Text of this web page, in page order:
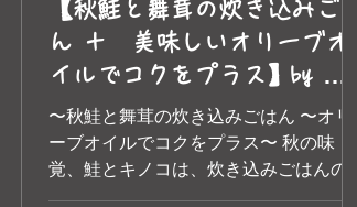
【秋鮭と舞茸の炊き込みごは
ん ＋ 美味しいオリーブオ
イルでコクをプラス】by 美
味しいオリーブオイル｜トス
カーナ エ トスカーナ
〜秋鮭と舞茸の炊き込みごはん 〜オリ
ーブオイルでコクをプラス〜 秋の味
覚、鮭とキノコは、炊き込みごはんの定
番食材ですよ􏰀ね。 今回は炊き上がり􏰁